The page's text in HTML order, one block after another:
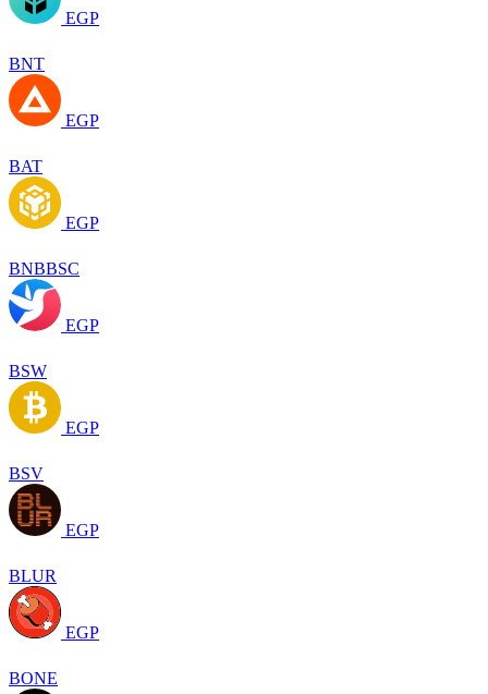
EGP
BNT
EGP
BAT
EGP
BNBBSC
EGP
BSW
EGP
BSV
EGP
BLUR
EGP
BONE